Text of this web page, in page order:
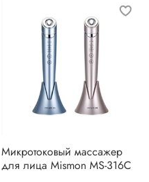
Микротоковый массажер
для лица Mismon MS-316C